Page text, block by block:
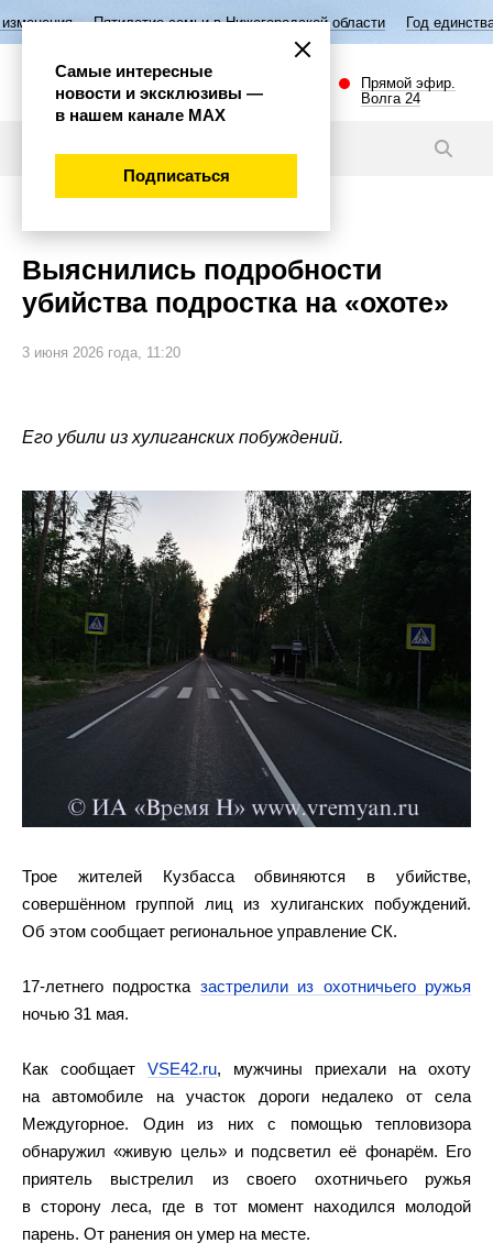
семьи в Нижегородской области Год единства народов
Прямой эфир.
Волга 24
Выяснились подробности
убийства подростка на «охоте»
3 июня 2026 года, 11:20
Его убили из хулиганских побуждений.
Трое жителей Кузбасса обвиняются в убийстве,
совершённом группой лиц из хулиганских побуждений.
Об этом сообщает региональное управление СК.
17-летнего подростка застрелили из охотничьего ружья
ночью 31 мая.
Как сообщает VSE42.ru, мужчины приехали на охоту
на автомобиле на участок дороги недалеко от села
Междугорное. Один из них с помощью тепловизора
обнаружил «живую цель» и подсветил её фонарём. Его
приятель выстрелил из своего охотничьего ружья
в сторону леса, где в тот момент находился молодой
парень. От ранения он умер на месте.
Самые интересные
новости и эксклюзивы —
в нашем канале МАХ
Подписаться